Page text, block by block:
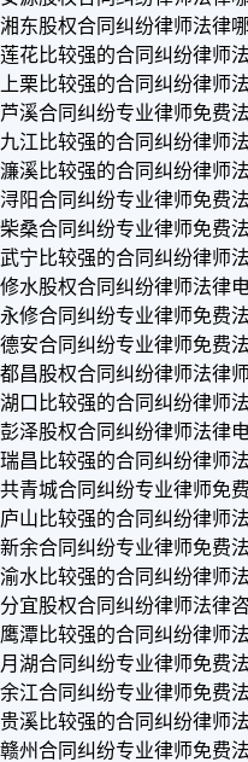
湘东股权合同纠纷律师法律
莲花比较强的合同纠纷律师
上栗比较强的合同纠纷律师
芦溪合同纠纷专业律师免费
九江比较强的合同纠纷律师
濂溪比较强的合同纠纷律师
浔阳合同纠纷专业律师免费
柴桑合同纠纷专业律师免费
武宁比较强的合同纠纷律师
修水股权合同纠纷律师法律
永修合同纠纷专业律师免费
德安合同纠纷专业律师免费
都昌股权合同纠纷律师法律
湖口比较强的合同纠纷律师
彭泽股权合同纠纷律师法律
瑞昌比较强的合同纠纷律师
共青城合同纠纷专业律师免
庐山比较强的合同纠纷律师
新余合同纠纷专业律师免费
渝水比较强的合同纠纷律师
分宜股权合同纠纷律师法律
鹰潭比较强的合同纠纷律师
月湖合同纠纷专业律师免费
余江合同纠纷专业律师免费
贵溪比较强的合同纠纷律师
赣州合同纠纷专业律师免费